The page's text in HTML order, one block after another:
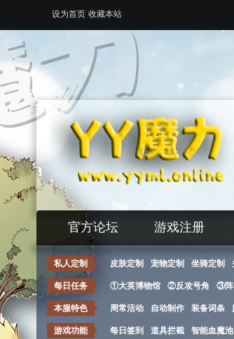
设为首页 收藏本站
官方论坛 游戏注册
私人定制 皮肤定制 宠物定制 坐骑定制
每日任务 ①大英博物馆 ②反攻号角 ③阵
本服特色 周常活动 自动制作 装备词条
游戏功能 每日签到 道具拦截 智能血魔池